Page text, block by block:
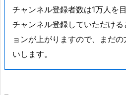
チャンネル登録者数は1万人を
チャンネル登録していただけ
ョンが上がりますので、まだ
いします。